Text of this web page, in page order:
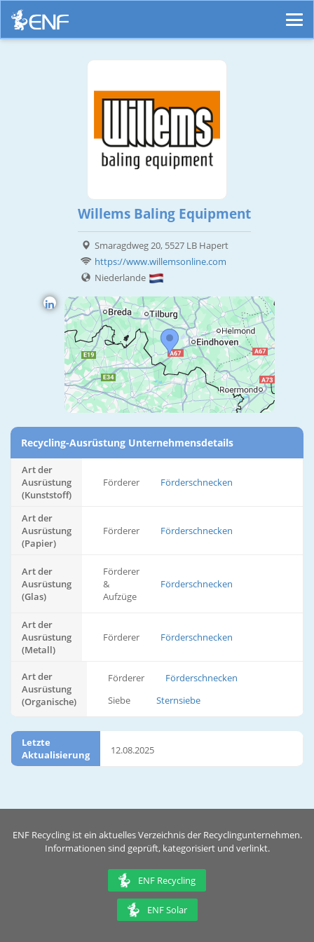
Willems Baling Equipment
Smaragdweg 20, 5527 LB Hapert
https://www.willemsonline.com
Niederlande
Recycling-Ausrüstung Unternehmensdetails
Art der
Ausrüstung
(Kunststoff)
Förderer Förderschnecken
Art der
Ausrüstung
(Papier)
Förderer Förderschnecken
Art der
Ausrüstung
(Glas)
Förderer
&
Aufzüge
Förderschnecken
Art der
Ausrüstung
(Metall)
Förderer Förderschnecken
Art der
Ausrüstung
(Organische)
Förderer
Förderschnecken
Siebe
Sternsiebe
Letzte
Aktualisierung
12.08.2025
ENF Recycling ist ein aktuelles Verzeichnis der Recyclingunternehmen.
Informationen sind geprüft, kategorisiert und verlinkt.
ENF Recycling
ENF Solar